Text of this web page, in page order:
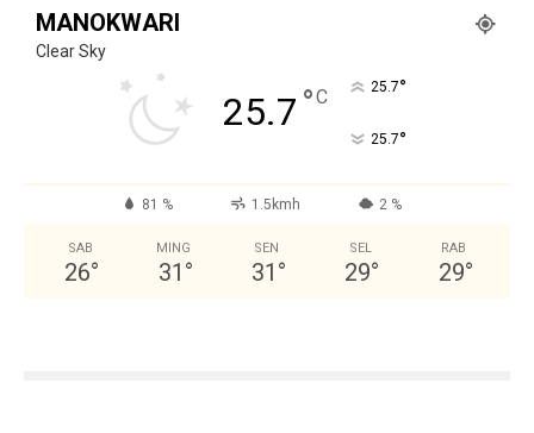
MANOKWARI
Clear Sky
25.7 °C 25.7°
25.7°
81 % 1.5kmh 2 %
SAB
26°
MING
31 °
SEN
31 °
SEL
29°
RAB
29°